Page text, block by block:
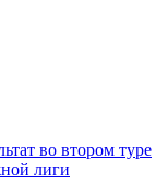
во втором туре
лиги